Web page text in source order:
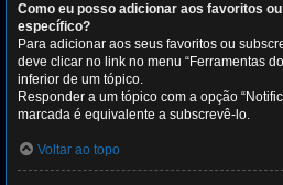
Como eu posso adicionar aos favoritos
específico?
Para adicionar aos seus favoritos ou
deve clicar no link no menu “Ferramentas
inferior de um tópico.
Responder a um tópico com a opção
marcada é equivalente a subscrevê-lo.
Voltar ao topo